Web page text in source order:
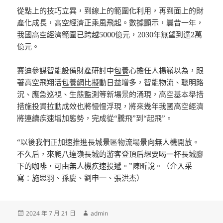
從點上的技巧立異，到線上的範圍化利用，再到面上的財
產化成長，高空經濟正乘風飛起。數據顯示，曩昔一年，
我國高空經濟範圍已跨越5000億元，2030年無望到達2萬
億元。
賽迪參謀智能設備財產研討中包養心擔任人楊嶺以為，跟
著高空飛翔活包養網比擬動日益增多，智能物流、聰明路
況、應急巡視、生態監測等新場景的涌現，高空基本舉措
措施投資拉動成效也將慢慢浮現，將來幾年我國高空經濟
將連續疾速增加態勢，完成從“騰飛”到“起飛”。
“以後我們正加速推進長城景區物流場景向無人機開放。
不久后，來爬八達嶺長城的游客登頂后想要喝一杯長城腳
下的咖啡，可由無人機疾速投遞。”陳昕說。（介入采
寫：施思羽、孫慶、劉申一、張洪杰）
發
2024 年 7 月 21 日
作
admin